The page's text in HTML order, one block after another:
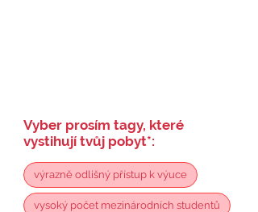
Vyber prosím tagy, které
vystihují tvůj pobyt*:
výrazně odlišný přístup k výuce
vysoký počet mezinárodních studentů